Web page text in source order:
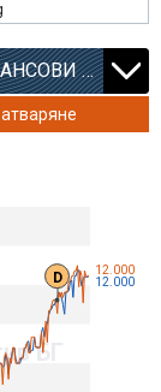
ИСТОРИЧЕСКА ИНФОРМАЦИЯ И ФИНАНСОВИ КОЕФИЦИЕНТИ
БГ
12.000
12.000
D